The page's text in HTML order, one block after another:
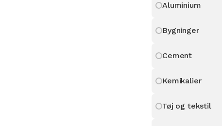
Aluminium
Bygninger
Cement
Kemikalier
Tøj og tekstil